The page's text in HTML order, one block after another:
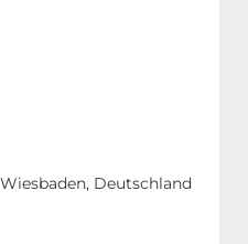
Deutschland